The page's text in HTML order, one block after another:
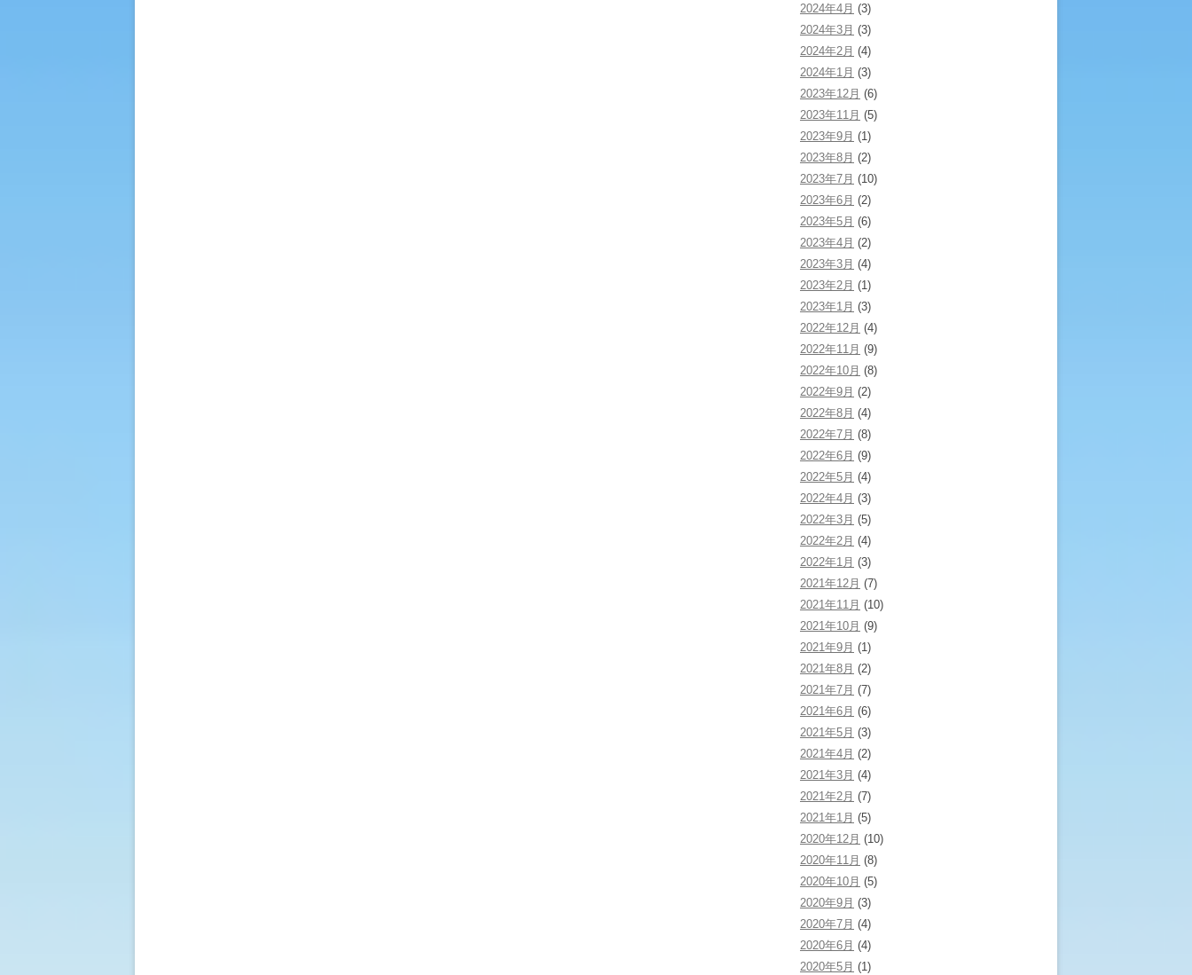
2024年4月 (3)
2024年3月 (3)
2024年2月 (4)
2024年1月 (3)
2023年12月 (6)
2023年11月 (5)
2023年9月 (1)
2023年8月 (2)
2023年7月 (10)
2023年6月 (2)
2023年5月 (6)
2023年4月 (2)
2023年3月 (4)
2023年2月 (1)
2023年1月 (3)
2022年12月 (4)
2022年11月 (9)
2022年10月 (8)
2022年9月 (2)
2022年8月 (4)
2022年7月 (8)
2022年6月 (9)
2022年5月 (4)
2022年4月 (3)
2022年3月 (5)
2022年2月 (4)
2022年1月 (3)
2021年12月 (7)
2021年11月 (10)
2021年10月 (9)
2021年9月 (1)
2021年8月 (2)
2021年7月 (7)
2021年6月 (6)
2021年5月 (3)
2021年4月 (2)
2021年3月 (4)
2021年2月 (7)
2021年1月 (5)
2020年12月 (10)
2020年11月 (8)
2020年10月 (5)
2020年9月 (3)
2020年7月 (4)
2020年6月 (4)
2020年5月 (1)